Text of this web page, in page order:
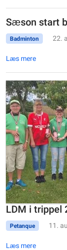
Sæson start
Badminton 22.
Læs mere
LDM i trippel
Petanque 11.
Læs mere